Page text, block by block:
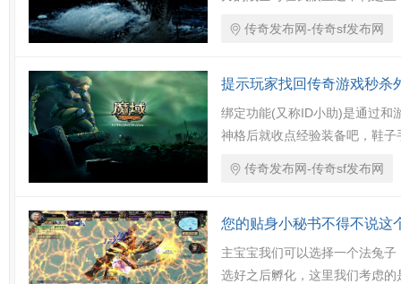
传奇发布网-传奇sf发布网
提示玩家找回传奇游戏秒杀
绑定功能(又称ID小助)是通过和
神格后就收点经验装备吧，鞋
传奇发布网-传奇sf发布网
您的贴身小秘书不得不说这
主宝宝我们可以选择一个法兔
选好之后孵化，这里我们考虑